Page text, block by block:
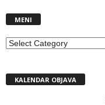
MENI
MENI
KALENDAR OBJAVA